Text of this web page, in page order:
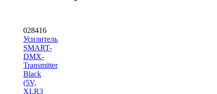
028416
Усилитель
SMART-
DMX-
Transmitter
Black
(5V,
XLR3